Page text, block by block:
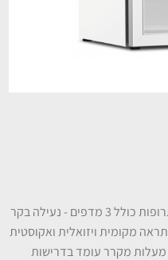
מקרר דלת 1 זכוכית לאחסון חיסונים ותרופות כולל 3 מדפים - נעילה בקר
מקומית ויזואלית ואקוסטית
על חריגת טמפ` טווח טמפ` : + 2 / + 8 מעלות מקרר עומד בדרישות